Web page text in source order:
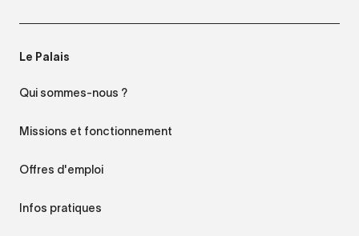
Le Palais
Qui sommes-nous ?
Missions et fonctionnement
Offres d'emploi
Infos pratiques